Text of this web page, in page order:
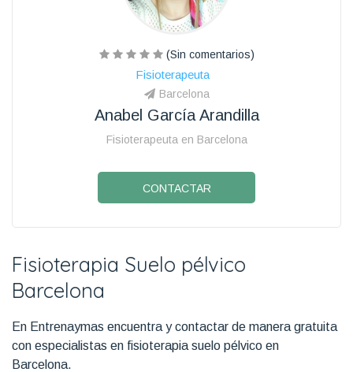
(Sin comentarios)
Fisioterapeuta
Barcelona
Anabel García Arandilla
Fisioterapeuta en Barcelona
CONTACTAR
Fisioterapia Suelo pélvico
Barcelona
En Entrenaymas encuentra y contactar de manera gratuita
con especialistas en fisioterapia suelo pélvico en
Barcelona.